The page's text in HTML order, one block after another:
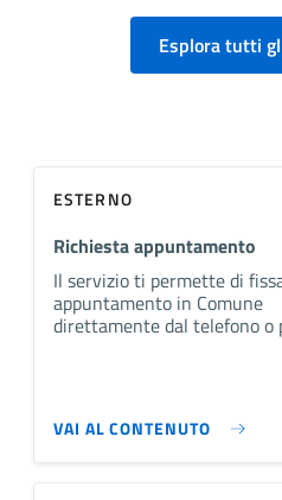
Esplora tutti
ESTERNO
Richiesta appuntamento
Il servizio ti permette di
appuntamento in Comune
direttamente dal telefono o
VAI AL CONTENUTO